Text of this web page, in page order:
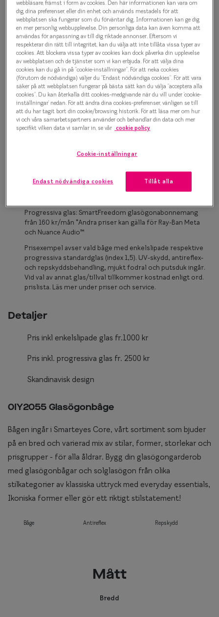
Olika
Taberg
Trender
500 kr
Transparent
Bågstorlek
XS
Upp till 119 mm
Osäker på vilken storlek du har? Se vår Storleksguide
Boka synundersökning
Enkelslipade glas: SmartFreedom glasögonabonnemang
från 95 kr/mån *Andra priser kan gälla för Ray-Ban Meta och
Progressiva glas: SmartFreedom glasögonabonnemang
från 160 kr/mån *Andra priser kan gälla för Ray-Ban Meta
och Nuance Audio™
Prisexempel avser vald båge med enkelslipade respektive
progressiva standardglas (index 1,5). UV-skydd, antireflex-
och repskyddsbehandling, mjukt fodral och putsduk ingår.
Vid val av annat glas/tillval tillkommer kostnad enligt ord.
prislista. Läs mer under priser och service.
Detaljer
Pris inkl enkelslipade glas fr.1000 kr
Pris inkl. progressiva glas fr. 2500 kr
Skandinavisk design
0IY2055 Glasögonbåge
Bågen ingår i Smarteyes Core, vårt sortiment som bjuder
på en bred och varierad mix av stilar, former, storlekar och
prisgrupper - för alla åldrar. Bygg din glasögongarderob
med glasögonbågar och solglasögon från olika
stilkategorier av klassiska uttryck med everyday essentials,
Ikoniska former eller gör ett riktigt stilstatement!
Båge Antireflex Repskydd
Mått
Bredd
webbläsare, främst i form av cookies. Den här informationen kan vara om
dig, dina preferenser, eller din enhet och används mestadels för att
webbplatsen ska fungerar som du förväntar dig. Informationen kan ge dig
en mer personlig webbupplevelse. Din personliga data kan även komma att
användas för anpassning av till dig riktade annonser. Eftersom vi
respekterar din rätt till integritet, kan du välja att inte tillåta vissa typer av
cookies. Att blockera vissa typer av cookies kan dock påverka din upplevelse
av webbplatsen och de tjänster som vi kan erbjuda. För att välja dina
cookies kan du gå in på ”cookie-inställningar”. För att neka cookies
(förutom de nödvändiga) väljer du ”Endast nödvändiga cookies”. För att vara
säker på att webbplatsen fungerar på bästa sätt kan du välja ”acceptera alla
cookies”. Du kan återkalla ditt cookies-medgivande när du vill under ’cookie-
inställningar’ nedan. För att ändra dina cookies-preferenser, vänligen se till
att du har tagit bort din cookie/browsing historik. För att läsa mer om hur
vi och våra samarbetspartners använder och behandlar din data och mer
specifikt vilken data vi samlar in, se vår cookie policy
Cookie-inställningar
Endast nödvändiga cookies Tillåt alla